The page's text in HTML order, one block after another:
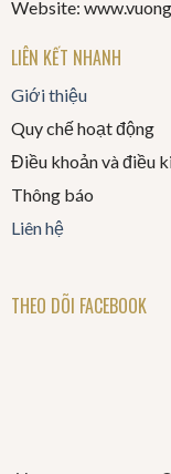
Website:
LIÊN KẾT NHANH
Giới thiệu
Quy chế hoạt động
Điều khoản và điều
Thông báo
Liên hệ
THEO DÕI FACEBOOK